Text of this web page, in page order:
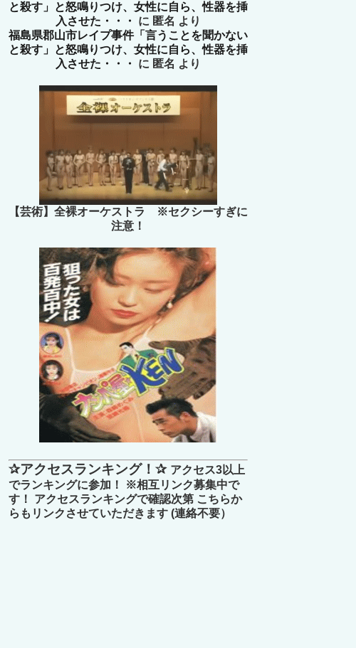
と殺す」と怒鳴りつけ、女性に自ら、性器を挿
入させた・・・
に 匿名 より
福島県郡山市レイプ事件「言うことを聞かない
と殺す」と怒鳴りつけ、女性に自ら、性器を挿
入させた・・・
に 匿名 より
【芸術】全裸オーケストラ ※セクシーすぎに
注意！
✰アクセスランキング！✰ アクセス3以上
でランキングに参加！ ※相互リンク募集中で
す！ アクセスランキングで確認次第 こちらか
らもリンクさせていただきます (連絡不要）